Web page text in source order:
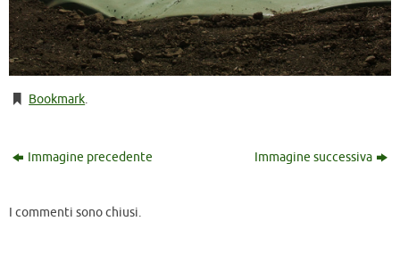
Bookmark.
Immagine precedente Immagine successiva
I commenti sono chiusi.